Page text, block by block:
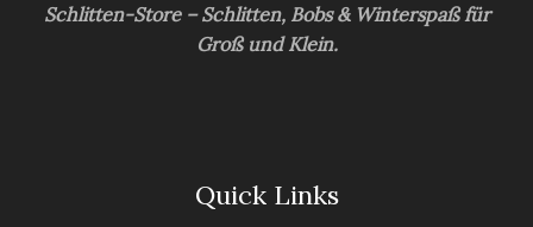
Schlitten-Store – Schlitten, Bobs & Winterspaß für
Groß und Klein.
Quick Links